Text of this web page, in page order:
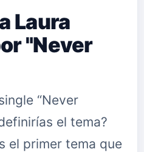
Laura
"Never
“Never
el tema?
el primer tema que